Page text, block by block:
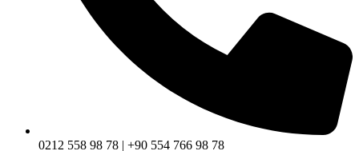
0212 558 98 78 | +90 554 766 98 78